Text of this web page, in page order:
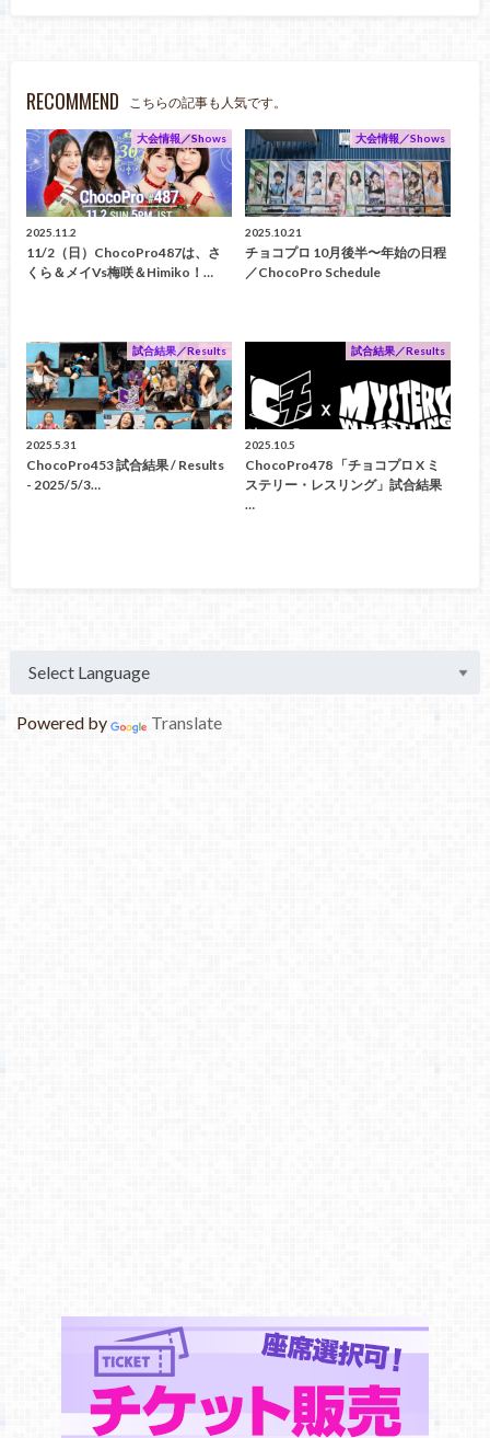
RECOMMEND こちらの記事も人気です。
大会情報／Shows
2025.11.2
11/2（日）ChocoPro487は、さ
くら＆メイvs梅咲＆Himiko！…
大会情報／Shows
2025.10.21
チョコプロ 10月後半〜年始の日程
／ChocoPro Schedule
試合結果／Results
2025.5.31
ChocoPro453 試合結果 / Results
- 2025/5/3…
試合結果／Results
2025.10.5
ChocoPro478 「チョコプロ X ミ
ステリー・レスリング」試合結果
…
Powered by Translate